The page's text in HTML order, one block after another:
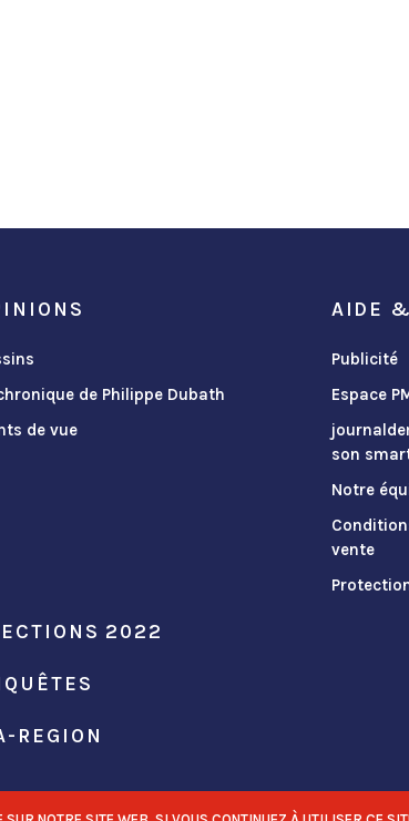
de Philippe Dubath
de vue
2022
REGION
AIDE
Publicité
Espace
son
Notre
vente